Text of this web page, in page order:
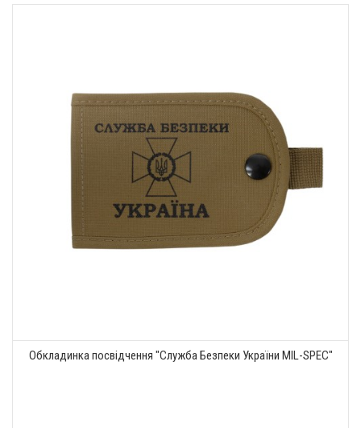
Обкладинка посвідчення "Служба Безпеки України MIL-SPEC"